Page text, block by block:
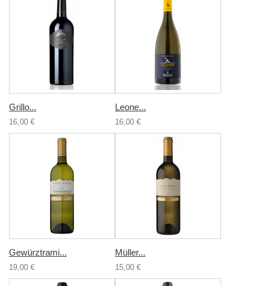
Grillo...
16,00 €
Leone...
16,00 €
Gewürztrami...
19,00 €
Müller...
15,00 €